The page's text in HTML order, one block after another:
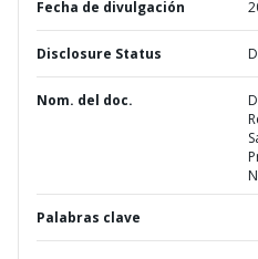
Fecha de divulgación
Disclosure Status
Nom. del doc.
Palabras clave